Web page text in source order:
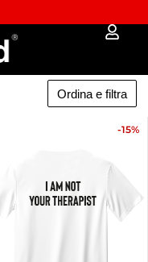
Ordina e filtra
-15%